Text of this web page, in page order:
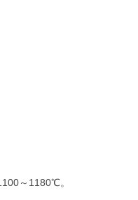
～1180℃。